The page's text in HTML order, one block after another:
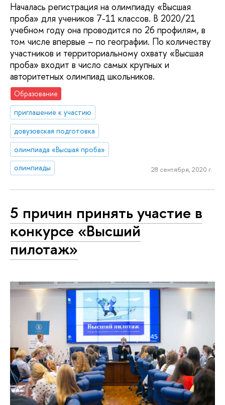
Началась регистрация на олимпиаду «Высшая
проба» для учеников 7-11 классов. В 2020/21
учебном году она проводится по 26 профилям, в
том числе впервые – по географии. По количеству
участников и территориальному охвату «Высшая
проба» входит в число самых крупных и
авторитетных олимпиад школьников.
Образование
приглашение к участию
довузовская подготовка
олимпиада «Высшая проба»
олимпиады
28 сентября, 2020 г.
5 причин принять участие в
конкурсе «Высший
пилотаж»